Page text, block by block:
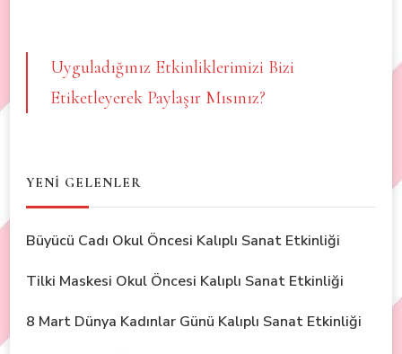
Uyguladığınız Etkinliklerimizi Bizi
Etiketleyerek Paylaşır Mısınız?
YENİ GELENLER
Büyücü Cadı Okul Öncesi Kalıplı Sanat Etkinliği
Tilki Maskesi Okul Öncesi Kalıplı Sanat Etkinliği
8 Mart Dünya Kadınlar Günü Kalıplı Sanat Etkinliği